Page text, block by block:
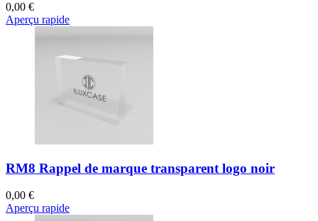
0,00 €
Aperçu rapide
RM8 Rappel de marque transparent logo noir
0,00 €
Aperçu rapide